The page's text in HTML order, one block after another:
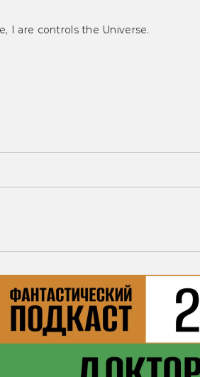
I are controls the Universe.